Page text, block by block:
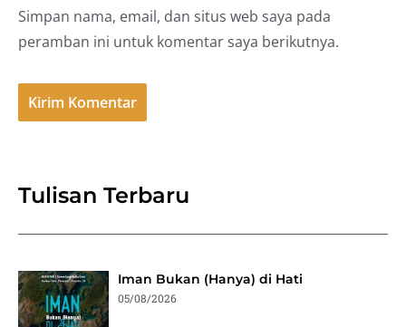
Simpan nama, email, dan situs web saya pada
peramban ini untuk komentar saya berikutnya.
Tulisan Terbaru
Iman Bukan (Hanya) di Hati
05/08/2026